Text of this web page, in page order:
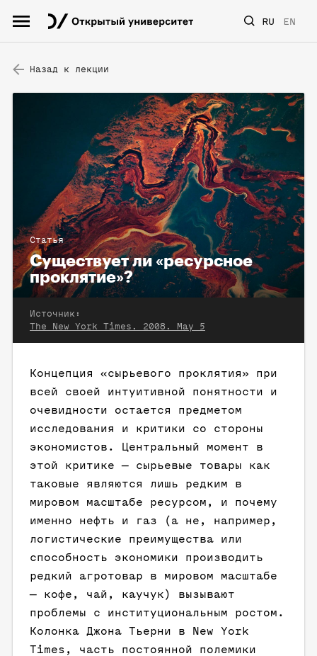
RU EN
Назад к лекции
Статья
Существует ли «ресурсное
проклятие»?
Источник:
The New York Times. 2008. May 5
Концепция «сырьевого проклятия» при
всей своей интуитивной понятности и
очевидности остается предметом
исследования и критики со стороны
экономистов. Центральный момент в
этой критике — сырьевые товары как
таковые являются лишь редким в
мировом масштабе ресурсом, и почему
именно нефть и газ (а не, например,
логистические преимущества или
способность экономики производить
редкий агротовар в мировом масштабе
— кофе, чай, каучук) вызывают
проблемы с институциональным ростом.
Колонка Джона Тьерни в New York
Times, часть постоянной полемики